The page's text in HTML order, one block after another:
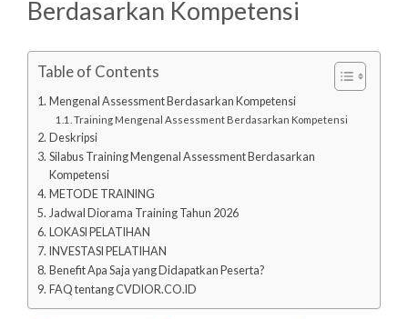
Berdasarkan Kompetensi
Table of Contents
Mengenal Assessment Berdasarkan Kompetensi
Training Mengenal Assessment Berdasarkan Kompetensi
Deskripsi
Silabus Training Mengenal Assessment Berdasarkan
Kompetensi
METODE TRAINING
Jadwal Diorama Training Tahun 2026
LOKASI PELATIHAN
INVESTASI PELATIHAN
Benefit Apa Saja yang Didapatkan Peserta?
FAQ tentang CVDIOR.CO.ID